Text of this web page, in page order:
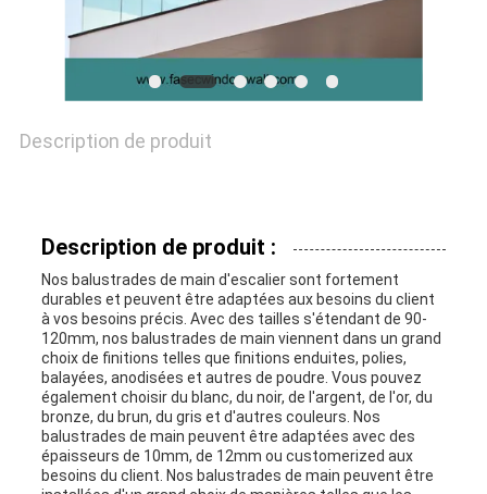
NOUVELLES
CITATION
PLAN
SITE
Description de produit
Description de produit :
Nos balustrades de main d'escalier sont fortement
durables et peuvent être adaptées aux besoins du client
à vos besoins précis. Avec des tailles s'étendant de 90-
120mm, nos balustrades de main viennent dans un grand
choix de finitions telles que finitions enduites, polies,
balayées, anodisées et autres de poudre. Vous pouvez
également choisir du blanc, du noir, de l'argent, de l'or, du
bronze, du brun, du gris et d'autres couleurs. Nos
balustrades de main peuvent être adaptées avec des
épaisseurs de 10mm, de 12mm ou customerized aux
besoins du client. Nos balustrades de main peuvent être